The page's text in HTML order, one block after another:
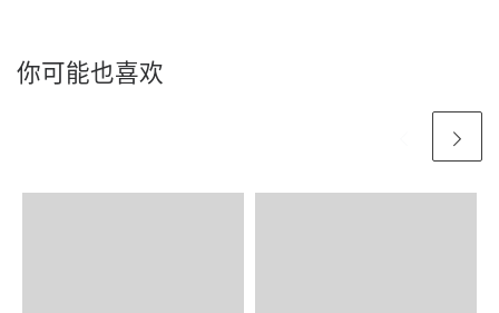
你可能也喜欢